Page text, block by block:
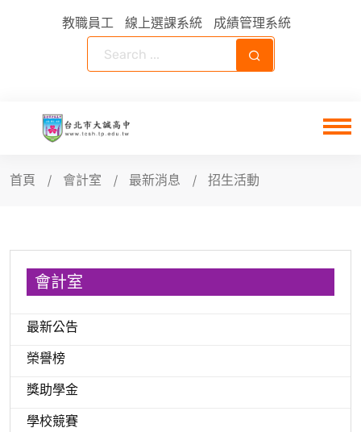
教職員工 線上選課系統 成績管理系統
首頁 會計室 最新消息 招生活動
會計室
最新公告
榮譽榜
獎助學金
學校競賽